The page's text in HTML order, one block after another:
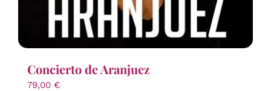
Concierto de Aranjuez
79,00 €